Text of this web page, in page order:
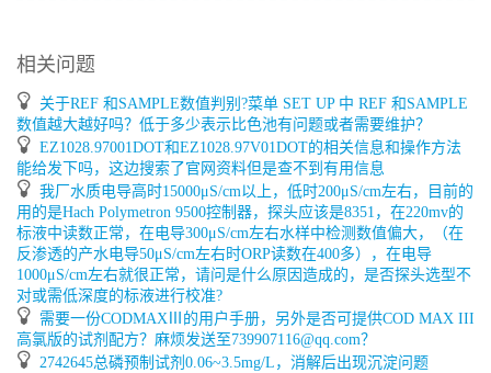
相关问题
关于REF 和SAMPLE数值判别?菜单 SET UP 中 REF 和SAMPLE
数值越大越好吗？低于多少表示比色池有问题或者需要维护？
EZ1028.97001DOT和EZ1028.97V01DOT的相关信息和操作方法
能给发下吗，这边搜索了官网资料但是查不到有用信息
我厂水质电导高时15000μS/cm以上，低时200μS/cm左右，目前的
用的是Hach Polymetron 9500控制器，探头应该是8351，在220mv的
标液中读数正常，在电导300μS/cm左右水样中检测数值偏大，（在
反渗透的产水电导50μS/cm左右时ORP读数在400多），在电导
1000μS/cm左右就很正常，请问是什么原因造成的，是否探头选型不
对或需低深度的标液进行校准?
需要一份CODMAXⅢ的用户手册，另外是否可提供COD MAX III
高氯版的试剂配方？麻烦发送至739907116@qq.com？
2742645总磷预制试剂0.06~3.5mg/L，消解后出现沉淀问题